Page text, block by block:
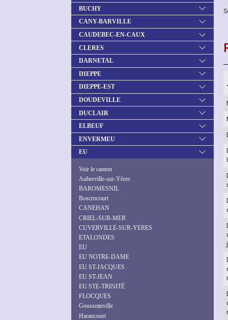
BUCHY
CANY-BARVILLE
CAUDEBEC-EN-CAUX
CLERES
DARNETAL
DIEPPE
DIEPPE-EST
DOUDEVILLE
DUCLAIR
ELBEUF
ENVERMEU
EU
Voir le canton
Auberville-sur-Yères
BAROMESNIL
Boscrocourt
CANEHAN
CRIEL-SUR-MER
CUVERVILLE-SUR-YERES
ETALONDES
EU
EU NOTRE-DAME
EU ST-JACQUES
EU ST-JEAN
EU STE-TRINITÉ
FLOCQUES
Gousseauville
Harancourt